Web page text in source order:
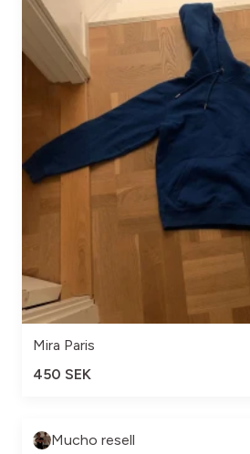
Mira Paris
450 SEK
Mucho resell